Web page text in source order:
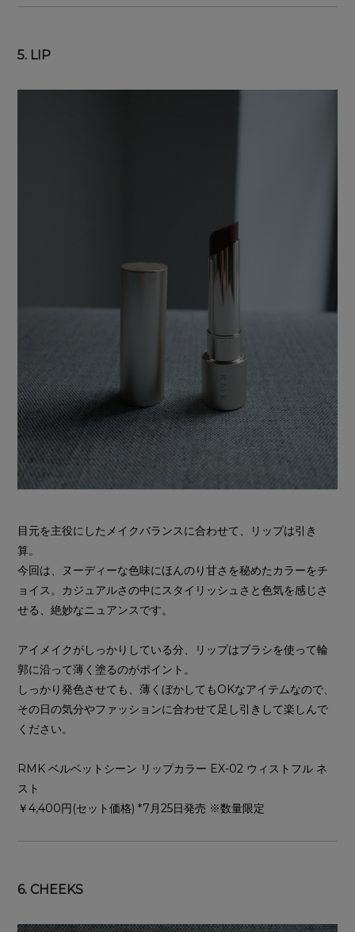
5. LIP
目元を主役にしたメイクバランスに合わせて、リップは引き
算。
今回は、ヌーディーな色味にほんのり甘さを秘めたカラーをチ
ョイス。カジュアルさの中にスタイリッシュさと色気を感じさ
せる、絶妙なニュアンスです。
アイメイクがしっかりしている分、リップはブラシを使って輪
郭に沿って薄く塗るのがポイント。
しっかり発色させても、薄くぼかしてもOKなアイテムなので、
その日の気分やファッションに合わせて足し引きして楽しんで
ください。
RMK ベルベットシーン リップカラー EX-02 ウィストフル ネ
スト
￥4,400円(セット価格) *7月25日発売 ※数量限定
6. CHEEKS